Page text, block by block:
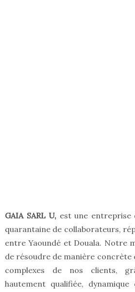
GAIA SARL U, est une entreprise
quarantaine de collaborateurs,
entre Yaoundé et Douala. Notre
de résoudre de manière concrète
complexes de nos clients,
hautement qualifiée,